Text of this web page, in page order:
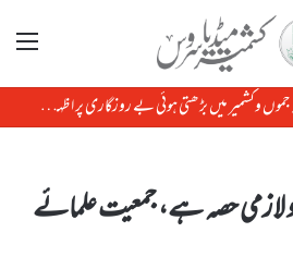
مینو
سول سوسائٹی فورم کا مقبوضہ جموں وکشمیر میں بڑھتی ہوئی بے روزگاری پر اظہارتشویش
لازمی حصہ ہے، جمعیت علمائے